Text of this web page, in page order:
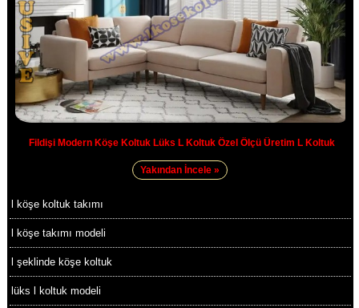
Fildişi Modern Köşe Koltuk Lüks L Koltuk Özel Ölçü Üretim L Koltuk
Yakından İncele »
l köşe koltuk takımı
l köşe takımı modeli
l şeklinde köşe koltuk
lüks l koltuk modeli